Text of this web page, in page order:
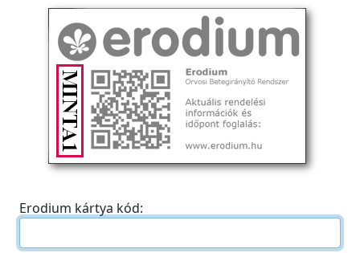
Erodium kártya kód: